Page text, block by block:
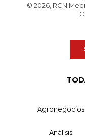
© 2026, RCN
Agronegocios
Análisis